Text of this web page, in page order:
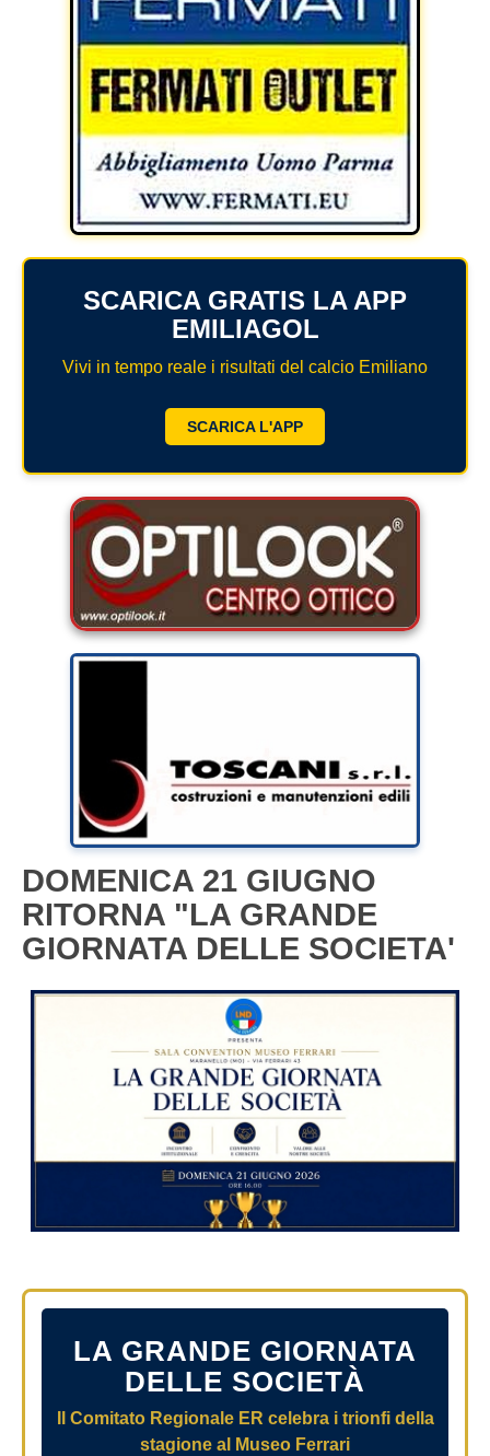
SCARICA GRATIS LA APP
EMILIAGOL
Vivi in tempo reale i risultati del calcio Emiliano
SCARICA L'APP
DOMENICA 21 GIUGNO
RITORNA "LA GRANDE
GIORNATA DELLE SOCIETA'
LA GRANDE GIORNATA
DELLE SOCIETÀ
Il Comitato Regionale ER celebra i trionfi della
stagione al Museo Ferrari